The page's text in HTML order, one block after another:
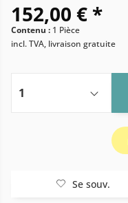
152,00 € *
Contenu : 1 Pièce
incl. TVA, livraison gratuite
Se souv.